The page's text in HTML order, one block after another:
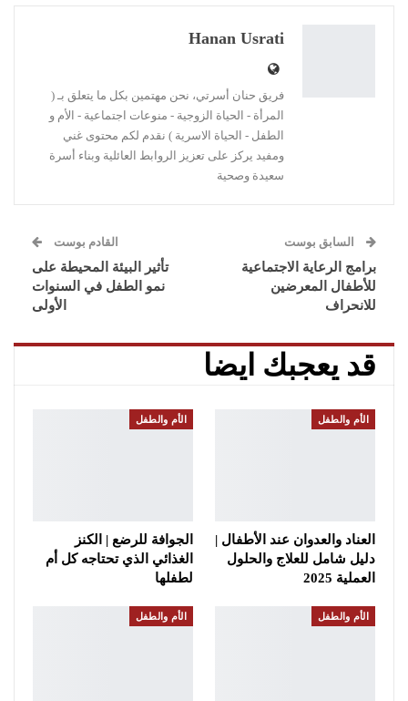
Linkedin
Hanan Usrati
فريق حنان أسرتي، نحن مهتمين بكل ما يتعلق بـ (
المرأة - الحياة الزوجية - منوعات اجتماعية - الأم و
الطفل - الحياة الاسرية ) نقدم لكم محتوى غني
ومفيد يركز على تعزيز الروابط العائلية وبناء أسرة
سعيدة وصحية
السابق بوست
برامج الرعاية الاجتماعية
للأطفال المعرضين
للانحراف
القادم بوست
تأثير البيئة المحيطة على
نمو الطفل في السنوات
الأولى
قد يعجبك ايضا
الأم والطفل
العناد والعدوان عند الأطفال |
دليل شامل للعلاج والحلول
العملية 2025
الأم والطفل
الجوافة للرضع | الكنز
الغذائي الذي تحتاجه كل أم
لطفلها
الأم والطفل الأم والطفل